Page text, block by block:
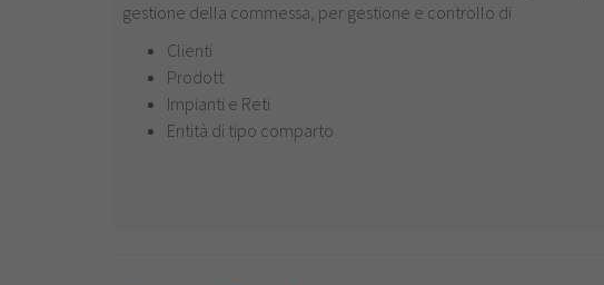
gestione della commessa, per gestione e controllo di
Clienti
Prodott
Impianti e Reti
Entità di tipo comparto